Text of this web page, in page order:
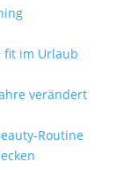
fit im Urlaub
verändert
Routine